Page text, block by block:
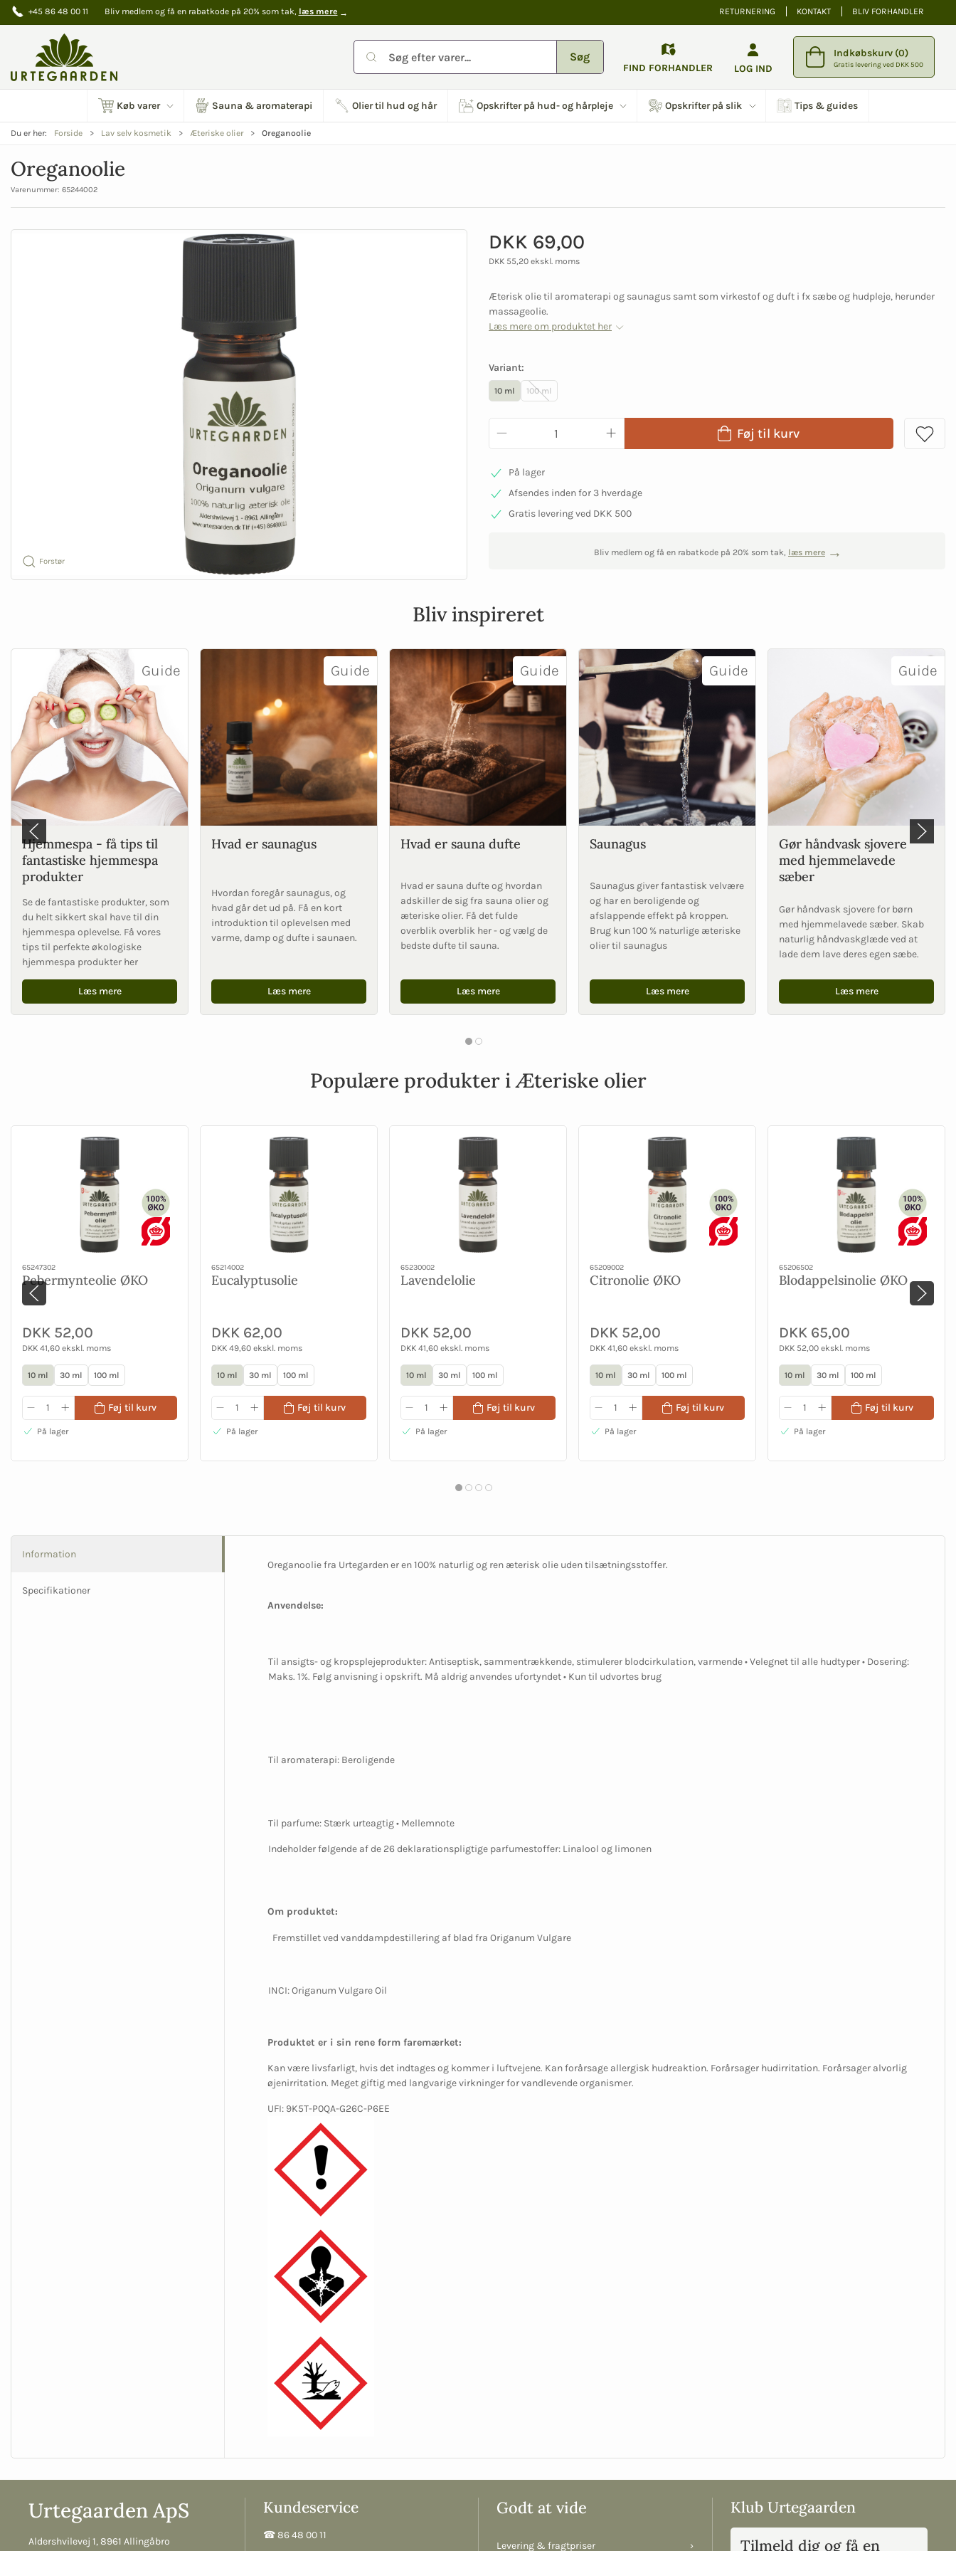
+45 86 48 00 11 Bliv medlem og få en rabatkode på 20% som tak, læs mere RETURNERING KONTAKT BLIV FORHANDLER
Søg
FIND FORHANDLER LOG IND
Indkøbskurv (0)
Gratis levering ved DKK 500
Køb varer Sauna & aromaterapi Olier til hud og hår Opskrifter på hud- og hårpleje Opskrifter på slik Tips & guides
Du er her: Forside Lav selv kosmetik Æteriske olier Oreganoolie
Oreganoolie
Varenummer: 65244002
Forstør
DKK 69,00
DKK 55,20 ekskl. moms
Æterisk olie til aromaterapi og saunagus samt som virkestof og duft i fx sæbe og hudpleje, herunder
massageolie.
Læs mere om produktet her
Variant:
10 ml 100 ml
Føj til kurv
På lager
Afsendes inden for 3 hverdage
Gratis levering ved DKK 500
Bliv medlem og få en rabatkode på 20% som tak, læs mere
Bliv inspireret
Guide
Hjemmespa - få tips til
fantastiske hjemmespa
produkter
Se de fantastiske produkter, som
du helt sikkert skal have til din
hjemmespa oplevelse. Få vores
tips til perfekte økologiske
hjemmespa produkter her
Læs mere
Guide
Hvad er saunagus
Hvordan foregår saunagus, og
hvad går det ud på. Få en kort
introduktion til oplevelsen med
varme, damp og dufte i saunaen.
Læs mere
Guide
Hvad er sauna dufte
Hvad er sauna dufte og hvordan
adskiller de sig fra sauna olier og
æteriske olier. Få det fulde
overblik overblik her - og vælg de
bedste dufte til sauna.
Læs mere
Guide
Saunagus
Saunagus giver fantastisk velvære
og har en beroligende og
afslappende effekt på kroppen.
Brug kun 100 % naturlige æteriske
olier til saunagus
Læs mere
Guide
Gør håndvask sjovere
med hjemmelavede
sæber
Gør håndvask sjovere for børn
med hjemmelavede sæber. Skab
naturlig håndvaskglæde ved at
lade dem lave deres egen sæbe.
Læs mere
Populære produkter i Æteriske olier
65247302
Pebermynteolie ØKO
DKK 52,00
DKK 41,60 ekskl. moms
10 ml 30 ml 100 ml
Føj til kurv
På lager
65214002
Eucalyptusolie
DKK 62,00
DKK 49,60 ekskl. moms
10 ml 30 ml 100 ml
Føj til kurv
På lager
65230002
Lavendelolie
DKK 52,00
DKK 41,60 ekskl. moms
10 ml 30 ml 100 ml
Føj til kurv
På lager
65209002
Citronolie ØKO
DKK 52,00
DKK 41,60 ekskl. moms
10 ml 30 ml 100 ml
Føj til kurv
På lager
65206502
Blodappelsinolie ØKO
DKK 65,00
DKK 52,00 ekskl. moms
10 ml 30 ml 100 ml
Føj til kurv
På lager
Information
Specifikationer
Oreganoolie fra Urtegarden er en 100% naturlig og ren æterisk olie uden tilsætningsstoffer.
Anvendelse:
Til ansigts- og kropsplejeprodukter: Antiseptisk, sammentrækkende, stimulerer blodcirkulation, varmende • Velegnet til alle hudtyper • Dosering:
Maks. 1%. Følg anvisning i opskrift. Må aldrig anvendes ufortyndet • Kun til udvortes brug
Til aromaterapi: Beroligende
Til parfume: Stærk urteagtig • Mellemnote
Indeholder følgende af de 26 deklarationspligtige parfumestoffer: Linalool og limonen
Om produktet:
Fremstillet ved vanddampdestillering af blad fra Origanum Vulgare
INCI: Origanum Vulgare Oil
Produktet er i sin rene form faremærket:
Kan være livsfarligt, hvis det indtages og kommer i luftvejene. Kan forårsage allergisk hudreaktion. Forårsager hudirritation. Forårsager alvorlig
øjenirritation. Meget giftig med langvarige virkninger for vandlevende organismer.
UFI: 9K5T-P0QA-G26C-P6EE
Urtegaarden ApS
Aldershvilevej 1, 8961 Allingåbro
Kundeservice
☎︎ 86 48 00 11
Godt at vide
Levering & fragtpriser ›
Klub Urtegaarden
Tilmeld dig og få en